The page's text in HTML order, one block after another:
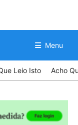
Menu
Leio Isto Acho